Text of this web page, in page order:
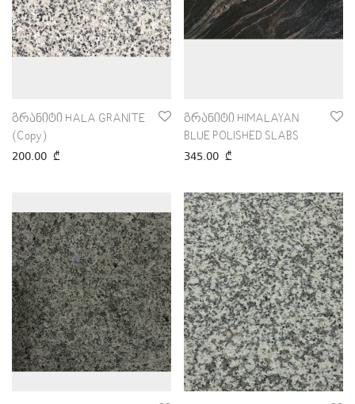
გრანიტი HALA GRANITE
(Copy)
200.00 ₾
გრანიტი HIMALAYAN
BLUE POLISHED SLABS
345.00 ₾